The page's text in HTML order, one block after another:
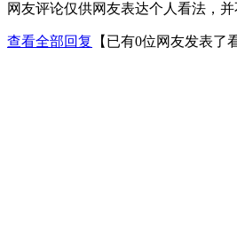
网友评论仅供网友表达个人看法，
查看全部回复 【已有0位网友发表了